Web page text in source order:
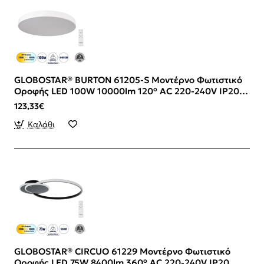
GLOBOSTAR® BURTON 61205-S Μοντέρνο Φωτιστικό
Οροφής LED 100W 10000lm 120° AC 220-240V IP20
Ρυθμιζόμενο Λευκό CCT με Χειριστήριο από 2700K
έως 6000K Dimmable - Lumileds SMD Chip - Λευκό
Ματ - Μ80 x Π80 x Υ8cm - 3 Χρόνια Εγγύηση
123,33€
Καλάθι
GLOBOSTAR® CIRCUO 61229 Μοντέρνο Φωτιστικό